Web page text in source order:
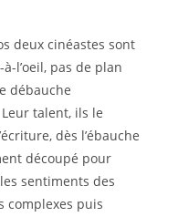
deux cinéastes sont
l’oeil, pas de plan
débauche
talent, ils le
dès l’ébauche
découpé pour
sentiments des
complexes puis